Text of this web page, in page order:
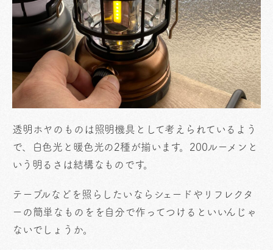
透明ホヤのものは照明機具として考えられているよう
で、白色光と暖色光の2種が揃います。200ルーメンと
いう明るさは結構なものです。
テーブルなどを照らしたいならシェードやリフレクタ
ーの簡単なものをを自分で作ってつけるといいんじゃ
ないでしょうか。